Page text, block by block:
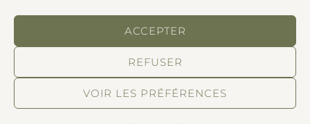
ACCEPTER
REFUSER
VOIR LES PRÉFÉRENCES
ON PEUT SE RETROUVER :
Sur mon site photographe famille
mail : hello@ldmailys.com